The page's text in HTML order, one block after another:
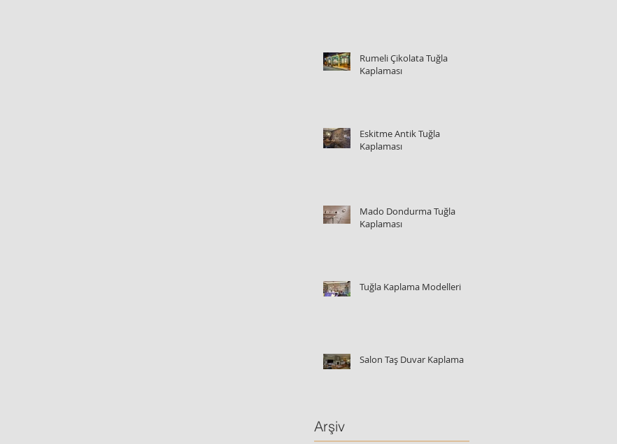
Rumeli Çikolata Tuğla
Kaplaması
Eskitme Antik Tuğla
Kaplaması
Mado Dondurma Tuğla
Kaplaması
Tuğla Kaplama Modelleri
Salon Taş Duvar Kaplama
Arşiv